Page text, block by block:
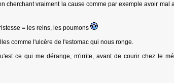
vraiment la cause comme par exemple avoir mal
= les reins, les poumons
comme l'ulcère de l'estomac qui nous ronge.
ce qui me dérange, m'irrite, avant de courir chez le